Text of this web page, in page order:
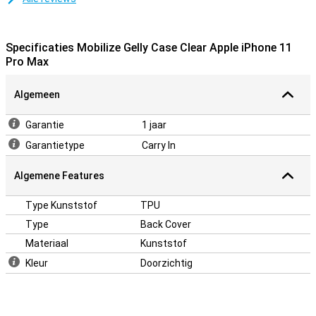
Specificaties Mobilize Gelly Case Clear Apple iPhone 11
Pro Max
Algemeen
Garantie
1 jaar
Garantietype
Carry In
Algemene Features
Type Kunststof
TPU
Type
Back Cover
Materiaal
Kunststof
Kleur
Doorzichtig